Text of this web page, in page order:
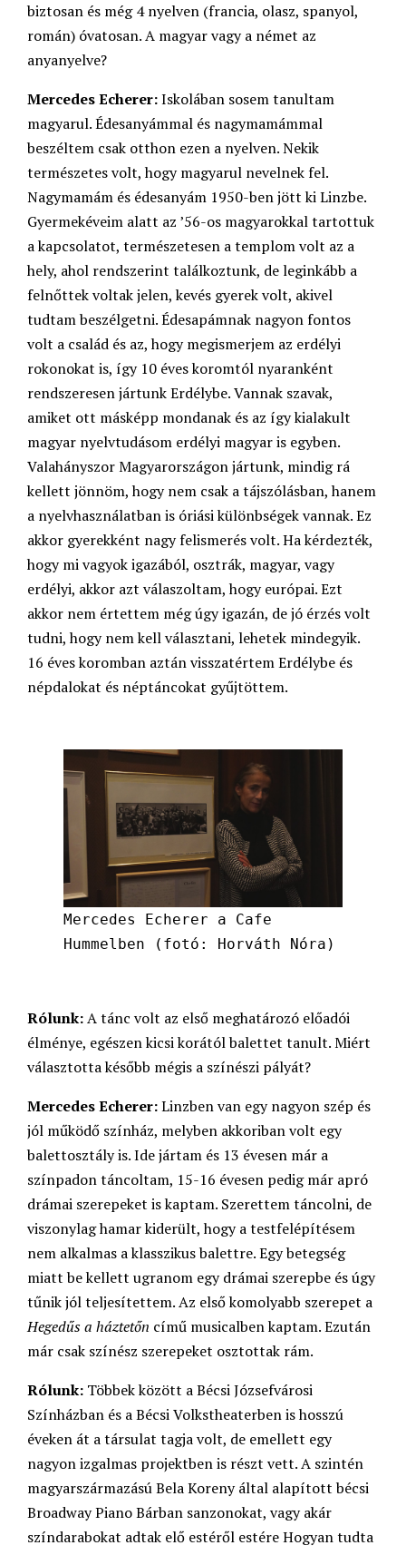
biztosan és még 4 nyelven (francia, olasz, spanyol,
román) óvatosan. A magyar vagy a német az
anyanyelve?
Mercedes Echerer:Iskolában sosem tanultam
magyarul. Édesanyámmal és nagymamámmal
beszéltem csak otthon ezen a nyelven. Nekik
természetes volt, hogy magyarul nevelnek fel.
Nagymamám és édesanyám 1950-ben jött ki Linzbe.
Gyermekéveim alatt az ’56-os magyarokkal tartottuk
a kapcsolatot, természetesen a templom volt az a
hely, ahol rendszerint találkoztunk, de leginkább a
felnőttek voltak jelen, kevés gyerek volt, akivel
tudtam beszélgetni. Édesapámnak nagyon fontos
volt a család és az, hogy megismerjem az erdélyi
rokonokat is, így 10 éves koromtól nyaranként
rendszeresen jártunk Erdélybe. Vannak szavak,
amiket ott másképp mondanak és az így kialakult
magyar nyelvtudásom erdélyi magyar is egyben.
Valahányszor Magyarországon jártunk, mindig rá
kellett jönnöm, hogy nem csak a tájszólásban, hanem
a nyelvhasználatban is óriási különbségek vannak. Ez
akkor gyerekként nagy felismerés volt. Ha kérdezték,
hogy mi vagyok igazából, osztrák, magyar, vagy
erdélyi, akkor azt válaszoltam, hogy európai. Ezt
akkor nem értettem még úgy igazán, de jó érzés volt
tudni, hogy nem kell választani, lehetek mindegyik.
16 éves koromban aztán visszatértem Erdélybe és
népdalokat és néptáncokat gyűjtöttem.
Mercedes Echerer a Cafe
Hummelben (fotó: Horváth Nóra)
Rólunk:A tánc volt az első meghatározó előadói
élménye, egészen kicsi korától balettet tanult. Miért
választotta később mégis a színészi pályát?
Mercedes Echerer:Linzben van egy nagyon szép és
jól működő színház, melyben akkoriban volt egy
balettosztály is. Ide jártam és 13 évesen már a
színpadon táncoltam, 15-16 évesen pedig már apró
drámai szerepeket is kaptam. Szerettem táncolni, de
viszonylag hamar kiderült, hogy a testfelépítésem
nem alkalmas a klasszikus balettre. Egy betegség
miatt be kellett ugranom egy drámai szerepbe és úgy
tűnik jól teljesítettem. Az első komolyabb szerepet a
Hegedűs a háztetőn című musicalben kaptam. Ezután
már csak színész szerepeket osztottak rám.
Rólunk: Többek között a Bécsi Józsefvárosi
Színházban és a Bécsi Volkstheaterben is hosszú
éveken át a társulat tagja volt, de emellett egy
nagyon izgalmas projektben is részt vett. A szintén
magyarszármazású Bela Koreny által alapított bécsi
Broadway Piano Bárban sanzonokat, vagy akár
színdarabokat adtak elő estéről estére Hogyan tudta